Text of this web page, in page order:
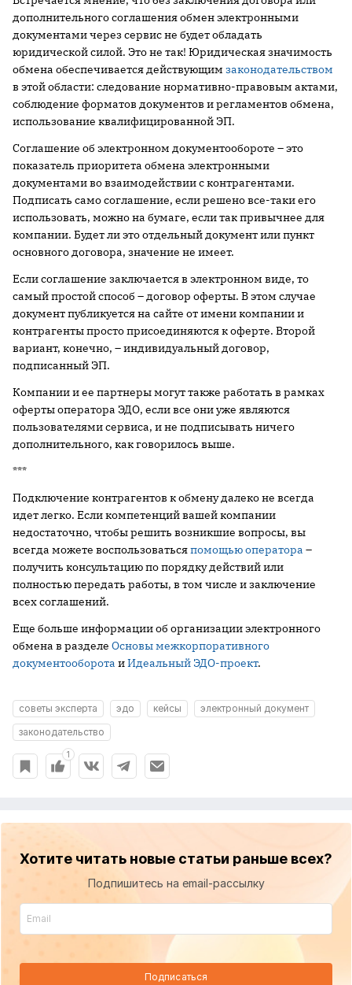
дополнительного соглашения обмен электронными
документами через сервис не будет обладать
юридической силой. Это не так! Юридическая значимость
обмена обеспечивается действующим законодательством
в этой области: следование нормативно-правовым актами,
соблюдение форматов документов и регламентов обмена,
использование квалифицированной ЭП.
Соглашение об электронном документообороте – это
показатель приоритета обмена электронными
документами во взаимодействии с контрагентами.
Подписать само соглашение, если решено все-таки его
использовать, можно на бумаге, если так привычнее для
компании. Будет ли это отдельный документ или пункт
основного договора, значение не имеет.
Если соглашение заключается в электронном виде, то
самый простой способ – договор оферты. В этом случае
документ публикуется на сайте от имени компании и
контрагенты просто присоединяются к оферте. Второй
вариант, конечно, – индивидуальный договор,
подписанный ЭП.
Компании и ее партнеры могут также работать в рамках
оферты оператора ЭДО, если все они уже являются
пользователями сервиса, и не подписывать ничего
дополнительного, как говорилось выше.
***
Подключение контрагентов к обмену далеко не всегда
идет легко. Если компетенций вашей компании
недостаточно, чтобы решить возникшие вопросы, вы
всегда можете воспользоватьсяпомощью оператора –
получить консультацию по порядку действий или
полностью передать работы, в том числе и заключение
всех соглашений.
Еще больше информации об организации электронного
обмена в разделе Основы межкорпоративного
документооборота иИдеальный ЭДО-проект.
советы эксперта эдо кейсы
электронный документ
законодательство
1
Хотите читать новые статьи раньше всех?
Подпишитесь на email-рассылку
Подписаться